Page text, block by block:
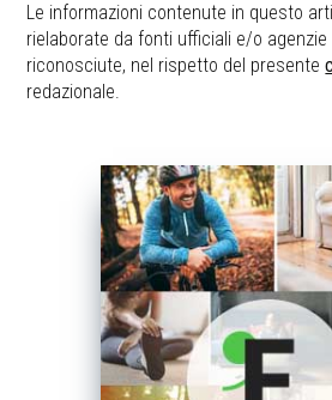
Le informazioni contenute in questo
rielaborate da fonti ufficiali e/o
riconosciute, nel rispetto del presente
redazionale.